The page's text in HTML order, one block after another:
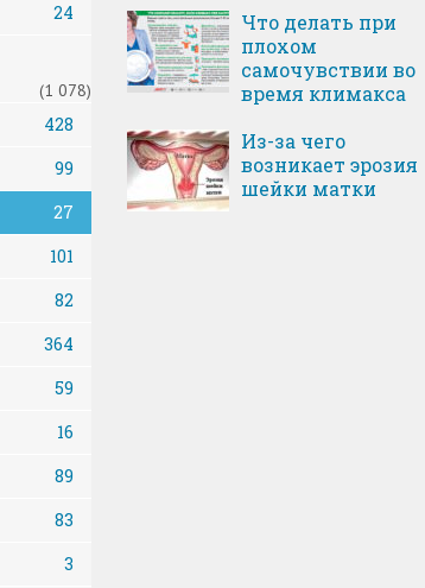
24
(1 078)
428
99
27
101
82
364
59
16
89
83
3
Что делать при
плохом
самочувствии во
время климакса
Из-за чего
возникает эрозия
шейки матки